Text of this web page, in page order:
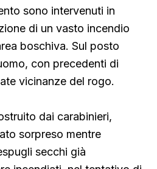
sono intervenuti in
di un vasto incendio
boschiva. Sul posto
con precedenti di
vicinanze del rogo.
dai carabinieri,
sorpreso mentre
secchi già